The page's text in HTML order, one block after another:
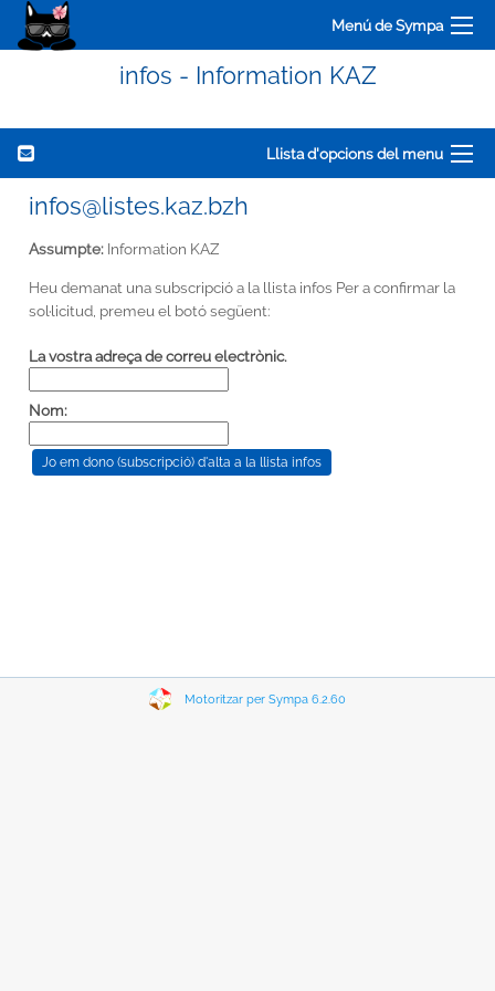
Menú de Sympa
infos - Information KAZ
Llista d'opcions del menu
infos@listes.kaz.bzh
Assumpte: Information KAZ
Heu demanat una subscripció a la llista infos Per a confirmar la
sol·licitud, premeu el botó següent:
La vostra adreça de correu electrònic.
Nom:
Motoritzar per Sympa 6.2.60